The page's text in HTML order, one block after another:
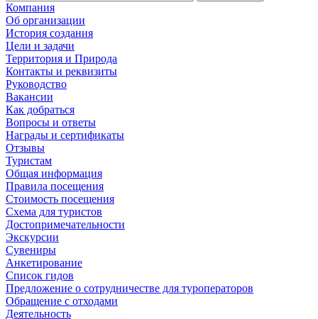
Компания
Об организации
История создания
Цели и задачи
Территория и Природа
Контакты и реквизиты
Руководство
Вакансии
Как добраться
Вопросы и ответы
Награды и сертификаты
Отзывы
Туристам
Общая информация
Правила посещения
Стоимость посещения
Схема для туристов
Достопримечательности
Экскурсии
Сувениры
Анкетирование
Список гидов
Предложение о сотрудничестве для туроператоров
Обращение с отходами
Деятельность